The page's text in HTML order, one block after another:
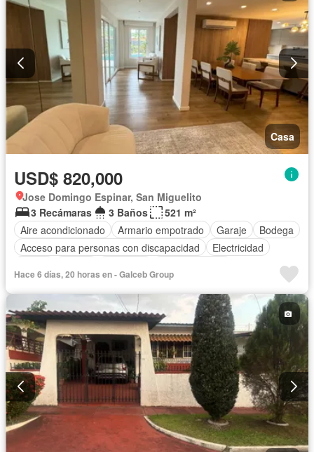
Casa
USD$ 820,000
Jose Domingo Espinar, San Miguelito
3 Recámaras
3 Baños
521 m²
Aire acondicionado
Armario empotrado Garaje
Bodega
Acceso para personas con discapacidad
Electricidad
Vista panorámica
Seguridad Cuarto de servicio
Piscina
Agua
Hace 6 días, 20 horas en - Galceb Group